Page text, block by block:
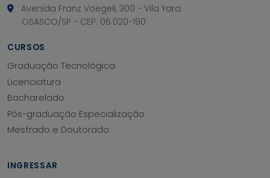
Avenida Franz Voegeli, 300 - Vila Yara
OSASCO/SP - CEP: 06.020-190
CURSOS
Graduação Tecnológica
Licenciatura
Bacharelado
Pós-graduação Especialização
Mestrado e Doutorado
INGRESSAR